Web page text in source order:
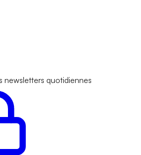
newsletters quotidiennes